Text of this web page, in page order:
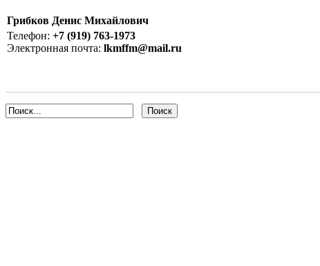
Грибков Денис Михайлович
Телефон: +7 (919) 763-1973
Электронная почта: lkmffm@mail.ru